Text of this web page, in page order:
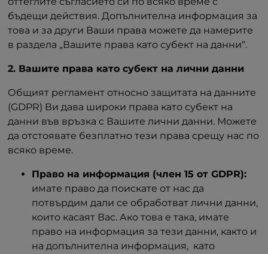
бъдещи действия. Допълнителна информация за
това и за други Ваши права можете да намерите
в раздела „Вашите права като субект на данни“.
2. Вашите права като субект на лични данни
Общият регламент относно защитата на данните
(GDPR) Ви дава широки права като субект на
данни във връзка с Вашите лични данни. Можете
да отстоявате безплатно тези права срещу нас по
всяко време.
Право на информация (член 15 от GDPR):
имате право да поискате от нас да
потвърдим дали се обработват лични данни,
които касаят Вас. Ако това е така, имате
право на информация за тези данни, както и
на допълнителна информация, като